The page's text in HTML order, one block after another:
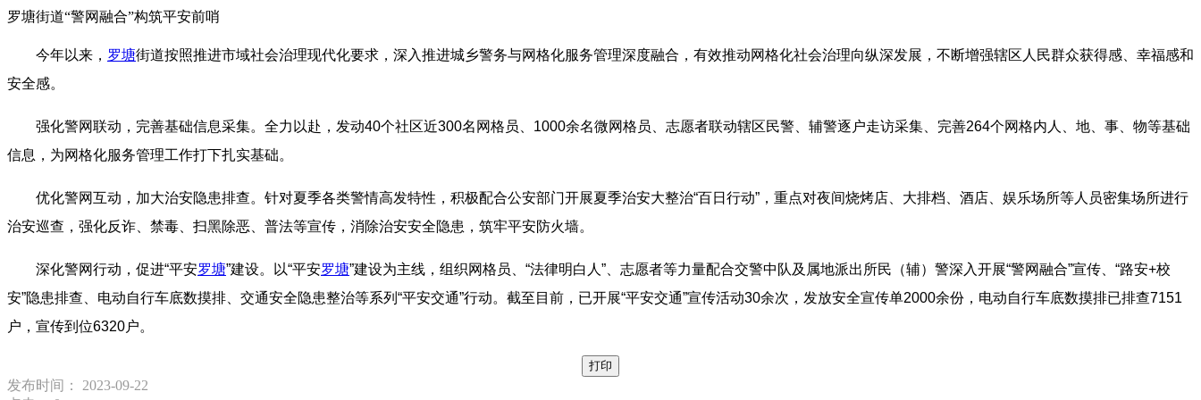
罗塘街道“警网融合”构筑平安前哨
今年以来， 罗塘街道按照推进市域社会治理现代化要求，深入推进城乡警务与网格化服务管理深度融合，有效推动网格化社会治理向纵深发展，不断增强辖区人民群众获得感、幸福感和
安全感。
强化警网联动，完善基础信息采集。全力以赴，发动40个社区近300名网格员、1000余名微网格员、志愿者联动辖区民警、辅警逐户走访采集、完善264个网格内人、地、事、物等基础
信息，为网格化服务管理工作打下扎实基础。
优化警网互动，加大治安隐患排查。针对夏季各类警情高发特性，积极配合公安部门开展夏季治安大整治“百日行动”，重点对夜间烧烤店、大排档、酒店、娱乐场所等人员密集场所进行
治安巡查，强化反诈、禁毒、扫黑除恶、普法等宣传，消除治安安全隐患，筑牢平安防火墙。
深化警网行动，促进“平安罗塘”建设。以“平安罗塘”建设为主线，组织网格员、“法律明白人”、志愿者等力量配合交警中队及属地派出所民（辅）警深入开展“警网融合”宣传、“路安+校
安”隐患排查、电动自行车底数摸排、交通安全隐患整治等系列“平安交通”行动。截至目前，已开展“平安交通”宣传活动30余次，发放安全宣传单2000余份，电动自行车底数摸排已排查7151
户，宣传到位6320户。
打印
发布时间： 2023-09-22